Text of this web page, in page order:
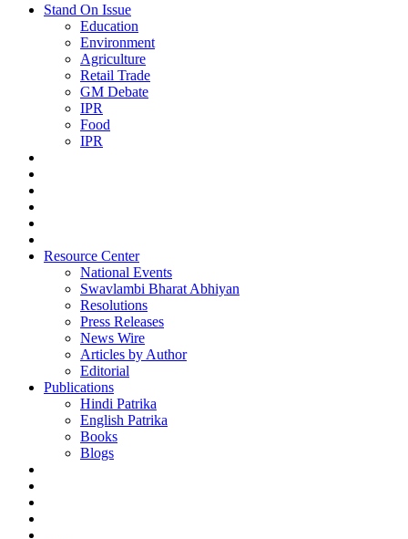
Stand On Issue
Education
Environment
Agriculture
Retail Trade
GM Debate
IPR
Food
IPR
Resource Center
National Events
Swavlambi Bharat Abhiyan
Resolutions
Press Releases
News Wire
Articles by Author
Editorial
Publications
Hindi Patrika
English Patrika
Books
Blogs